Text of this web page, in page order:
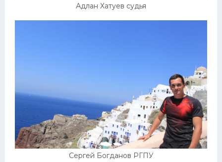
Адлан Хатуев судья
Сергей Богданов РГПУ